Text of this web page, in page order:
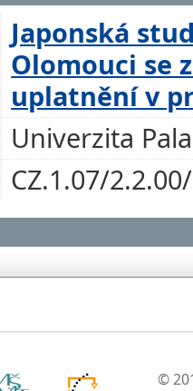
Japonská
Olomouci se
uplatnění v
Univerzita
CZ.1.07/
©